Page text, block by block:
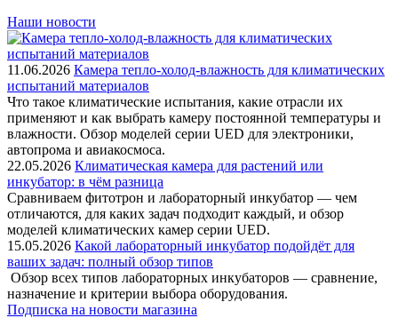
Наши новости
11.06.2026 Камера тепло-холод-влажность для климатических
испытаний материалов
Что такое климатические испытания, какие отрасли их
применяют и как выбрать камеру постоянной температуры и
влажности. Обзор моделей серии UED для электроники,
автопрома и авиакосмоса.
22.05.2026 Климатическая камера для растений или
инкубатор: в чём разница
Сравниваем фитотрон и лабораторный инкубатор — чем
отличаются, для каких задач подходит каждый, и обзор
моделей климатических камер серии UED.
15.05.2026 Какой лабораторный инкубатор подойдёт для
ваших задач: полный обзор типов
Обзор всех типов лабораторных инкубаторов — сравнение,
назначение и критерии выбора оборудования.
Подписка на новости магазина